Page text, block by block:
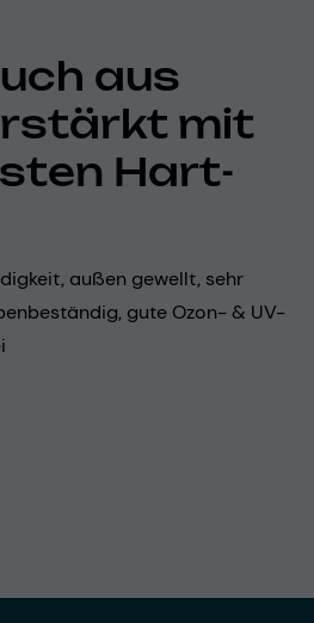
aus
mit
Hart-
außen gewellt, sehr
gute Ozon- & UV-